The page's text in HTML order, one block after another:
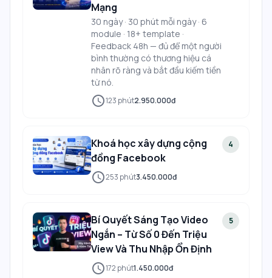
Mạng
30 ngày · 30 phút mỗi ngày · 6
module · 18+ template ·
Feedback 48h — đủ để một người
bình thường có thương hiệu cá
nhân rõ ràng và bắt đầu kiếm tiền
từ nó.
schedule123 phút2.950.000đ
Khoá học xây dựng cộng
đồng Facebook
schedule253 phút3.450.000đ
4
Bí Quyết Sáng Tạo Video
Ngắn – Từ Số 0 Đến Triệu
View Và Thu Nhập Ổn Định
schedule172 phút1.450.000đ
5